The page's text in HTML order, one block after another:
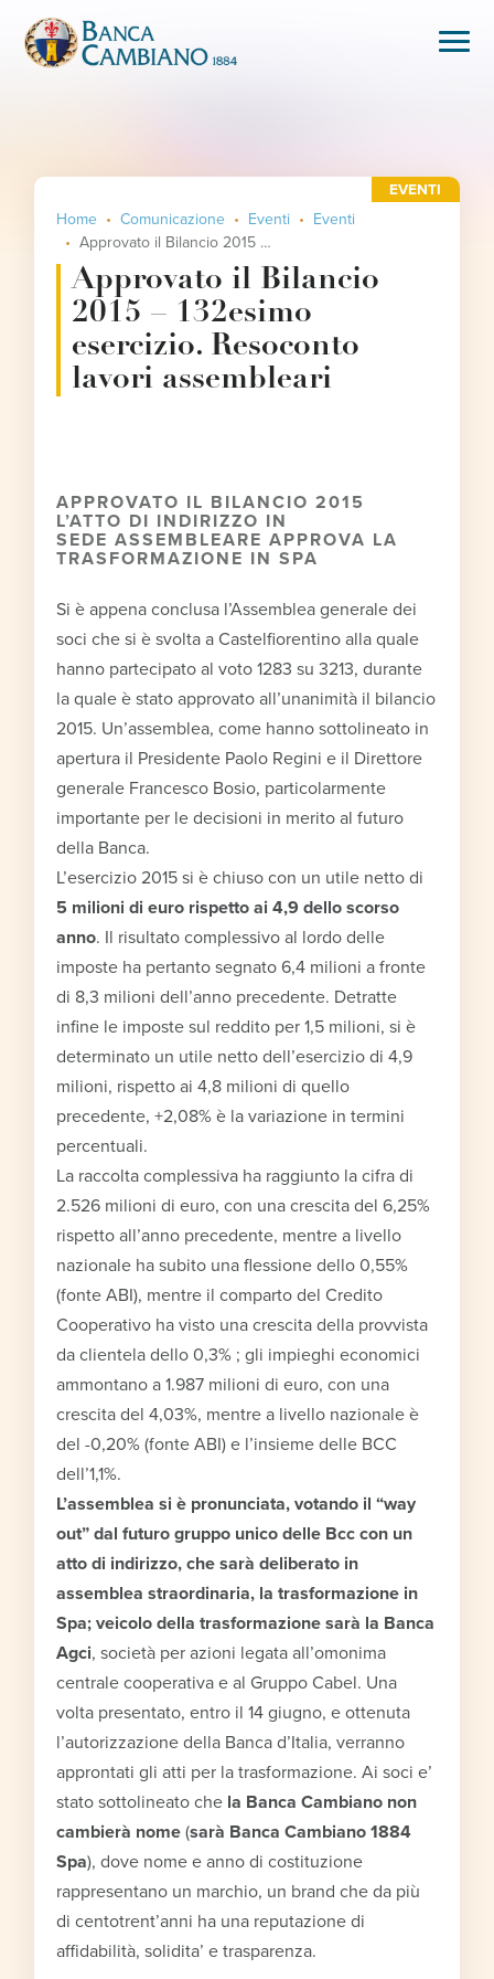
Home Comunicazione Eventi
Eventi
Approvato il Bilancio 2015 – 132esimo esercizio. Resoconto lavori assembleari
Approvato il Bilancio
2015 – 132esimo
esercizio. Resoconto
lavori assembleari
EVENTI
APPROVATO IL BILANCIO 2015
L’ATTO DI INDIRIZZO IN
SEDE ASSEMBLEARE APPROVA LA
TRASFORMAZIONE IN SPA
Si è appena conclusa l’Assemblea generale dei
soci che si è svolta a Castelfiorentino alla quale
hanno partecipato al voto 1283 su 3213, durante
la quale è stato approvato all’unanimità il bilancio
2015. Un’assemblea, come hanno sottolineato in
apertura il Presidente Paolo Regini e il Direttore
generale Francesco Bosio, particolarmente
importante per le decisioni in merito al futuro
della Banca.
L’esercizio 2015 si è chiuso con un utile netto di
5 milioni di euro rispetto ai 4,9 dello scorso
anno. Il risultato complessivo al lordo delle
imposte ha pertanto segnato 6,4 milioni a fronte
di 8,3 milioni dell’anno precedente. Detratte
infine le imposte sul reddito per 1,5 milioni, si è
determinato un utile netto dell’esercizio di 4,9
milioni, rispetto ai 4,8 milioni di quello
precedente, +2,08% è la variazione in termini
percentuali.
La raccolta complessiva ha raggiunto la cifra di
2.526 milioni di euro, con una crescita del 6,25%
rispetto all’anno precedente, mentre a livello
nazionale ha subito una flessione dello 0,55%
(fonte ABI), mentre il comparto del Credito
Cooperativo ha visto una crescita della provvista
da clientela dello 0,3% ; gli impieghi economici
ammontano a 1.987 milioni di euro, con una
crescita del 4,03%, mentre a livello nazionale è
del -0,20% (fonte ABI) e l’insieme delle BCC
dell’1,1%.
L’assemblea si è pronunciata, votando il “way
out” dal futuro gruppo unico delle Bcc con un
atto di indirizzo, che sarà deliberato in
assemblea straordinaria, la trasformazione in
Spa; veicolo della trasformazione sarà la Banca
Agci, società per azioni legata all’omonima
centrale cooperativa e al Gruppo Cabel. Una
volta presentato, entro il 14 giugno, e ottenuta
l’autorizzazione della Banca d’Italia, verranno
approntati gli atti per la trasformazione. Ai soci e’
stato sottolineato che la Banca Cambiano non
cambierà nome (sarà Banca Cambiano 1884
Spa), dove nome e anno di costituzione
rappresentano un marchio, un brand che da più
di centotrent’anni ha una reputazione di
affidabilità, solidita’ e trasparenza.